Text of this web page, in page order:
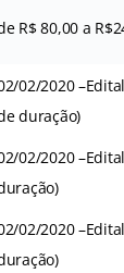
R$ 80,00 a
02/2020
duração)
02/2020
02/2020